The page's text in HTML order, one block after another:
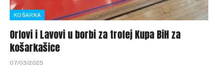
KOŠARKA
Orlovi i Lavovi u borbi za trofej Kupa BiH za
košarkašice
07/03/2025